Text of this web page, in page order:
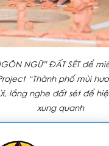
NGỮ” ĐẤT SÉT để
“Thành phố mùi
lắng nghe đất sét để
xung quanh